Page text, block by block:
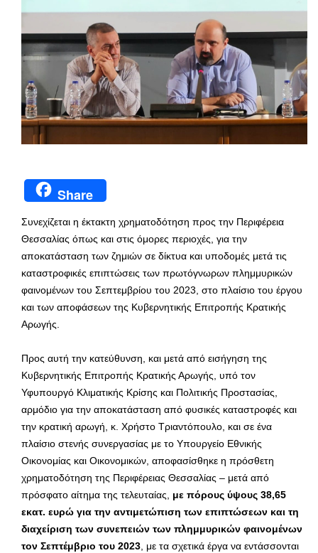
Share
Συνεχίζεται η έκτακτη χρηματοδότηση προς την Περιφέρεια
Θεσσαλίας όπως και στις όμορες περιοχές, για την
αποκατάσταση των ζημιών σε δίκτυα και υποδομές μετά τις
καταστροφικές επιπτώσεις των πρωτόγνωρων πλημμυρικών
φαινομένων του Σεπτεμβρίου του 2023, στο πλαίσιο του έργου
και των αποφάσεων της Κυβερνητικής Επιτροπής Κρατικής
Αρωγής.
Προς αυτή την κατεύθυνση, και μετά από εισήγηση της
Κυβερνητικής Επιτροπής Κρατικής Αρωγής, υπό τον
Υφυπουργό Κλιματικής Κρίσης και Πολιτικής Προστασίας,
αρμόδιο για την αποκατάσταση από φυσικές καταστροφές και
την κρατική αρωγή, κ. Χρήστο Τριαντόπουλο, και σε ένα
πλαίσιο στενής συνεργασίας με το Υπουργείο Εθνικής
Οικονομίας και Οικονομικών, αποφασίσθηκε η πρόσθετη
χρηματοδότηση της Περιφέρειας Θεσσαλίας – μετά από
πρόσφατο αίτημα της τελευταίας, με πόρους ύψους 38,65
εκατ. ευρώ για την αντιμετώπιση των επιπτώσεων και τη
διαχείριση των συνεπειών των πλημμυρικών φαινομένων
τον Σεπτέμβριο του 2023 , με τα σχετικά έργα να εντάσσονται